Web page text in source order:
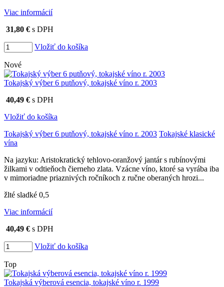
Viac informácií
31,80 € s DPH
Vložiť do košíka
Nové
Tokajský výber 6 putňový, tokajské víno r. 2003
40,49 € s DPH
Vložiť do košíka
Tokajský výber 6 putňový, tokajské víno r. 2003 Tokajské klasické
vína
Na jazyku: Aristokratický tehlovo-oranžový jantár s rubínovými
žilkami v odtieňoch čierneho zlata. Vzácne víno, ktoré sa vyrába iba
v mimoriadne priaznivých ročníkoch z ručne oberaných hrozi...
žlté sladké 0,5
Viac informácií
40,49 € s DPH
Vložiť do košíka
Top
Tokajská výberová esencia, tokajské víno r. 1999